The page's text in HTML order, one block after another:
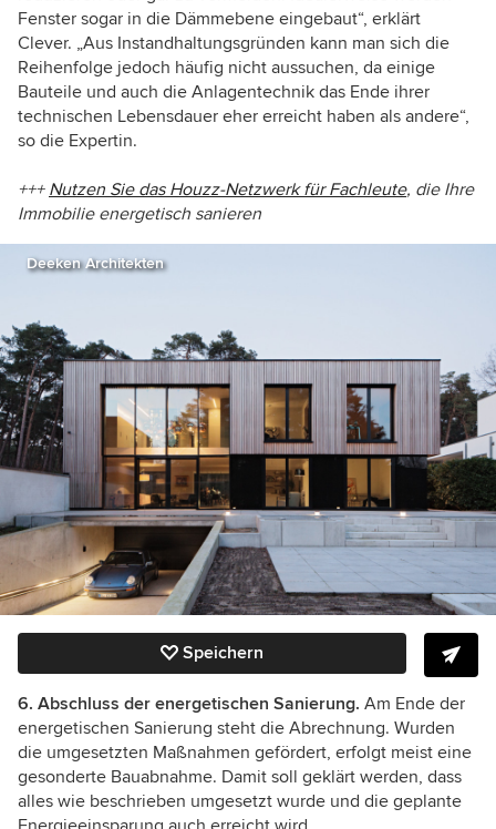
Fenster sogar in die Dämmebene eingebaut“, erklärt
Clever. „Aus Instandhaltungsgründen kann man sich die
Reihenfolge jedoch häufig nicht aussuchen, da einige
Bauteile und auch die Anlagentechnik das Ende ihrer
technischen Lebensdauer eher erreicht haben als andere“,
so die Expertin.
+++ Nutzen Sie das Houzz-Netzwerk für Fachleute, die Ihre
Immobilie energetisch sanieren
Deeken Architekten
Speichern
6. Abschluss der energetischen Sanierung. Am Ende der
energetischen Sanierung steht die Abrechnung. Wurden
die umgesetzten Maßnahmen gefördert, erfolgt meist eine
gesonderte Bauabnahme. Damit soll geklärt werden, dass
alles wie beschrieben umgesetzt wurde und die geplante